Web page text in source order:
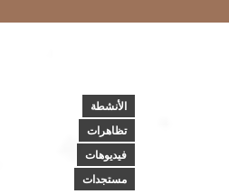
الأنشطة
تظاهرات
فيديوهات
مستجدات